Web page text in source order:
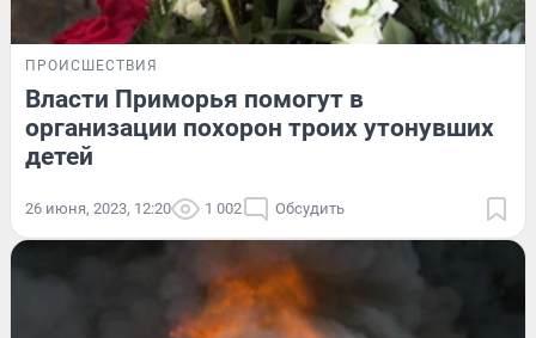
ПРОИСШЕСТВИЯ
Власти Приморья помогут в
организации похорон троих утонувших
детей
26 июня, 2023, 12:20 1 002 Обсудить